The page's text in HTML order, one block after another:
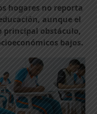
hogares no reporta
aunque el
principal obstáculo,
bajos.